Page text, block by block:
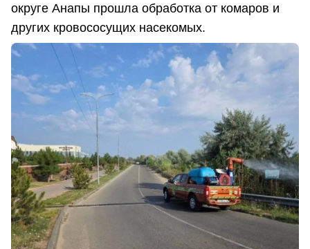
округе Анапы прошла обработка от комаров и
других кровососущих насекомых.